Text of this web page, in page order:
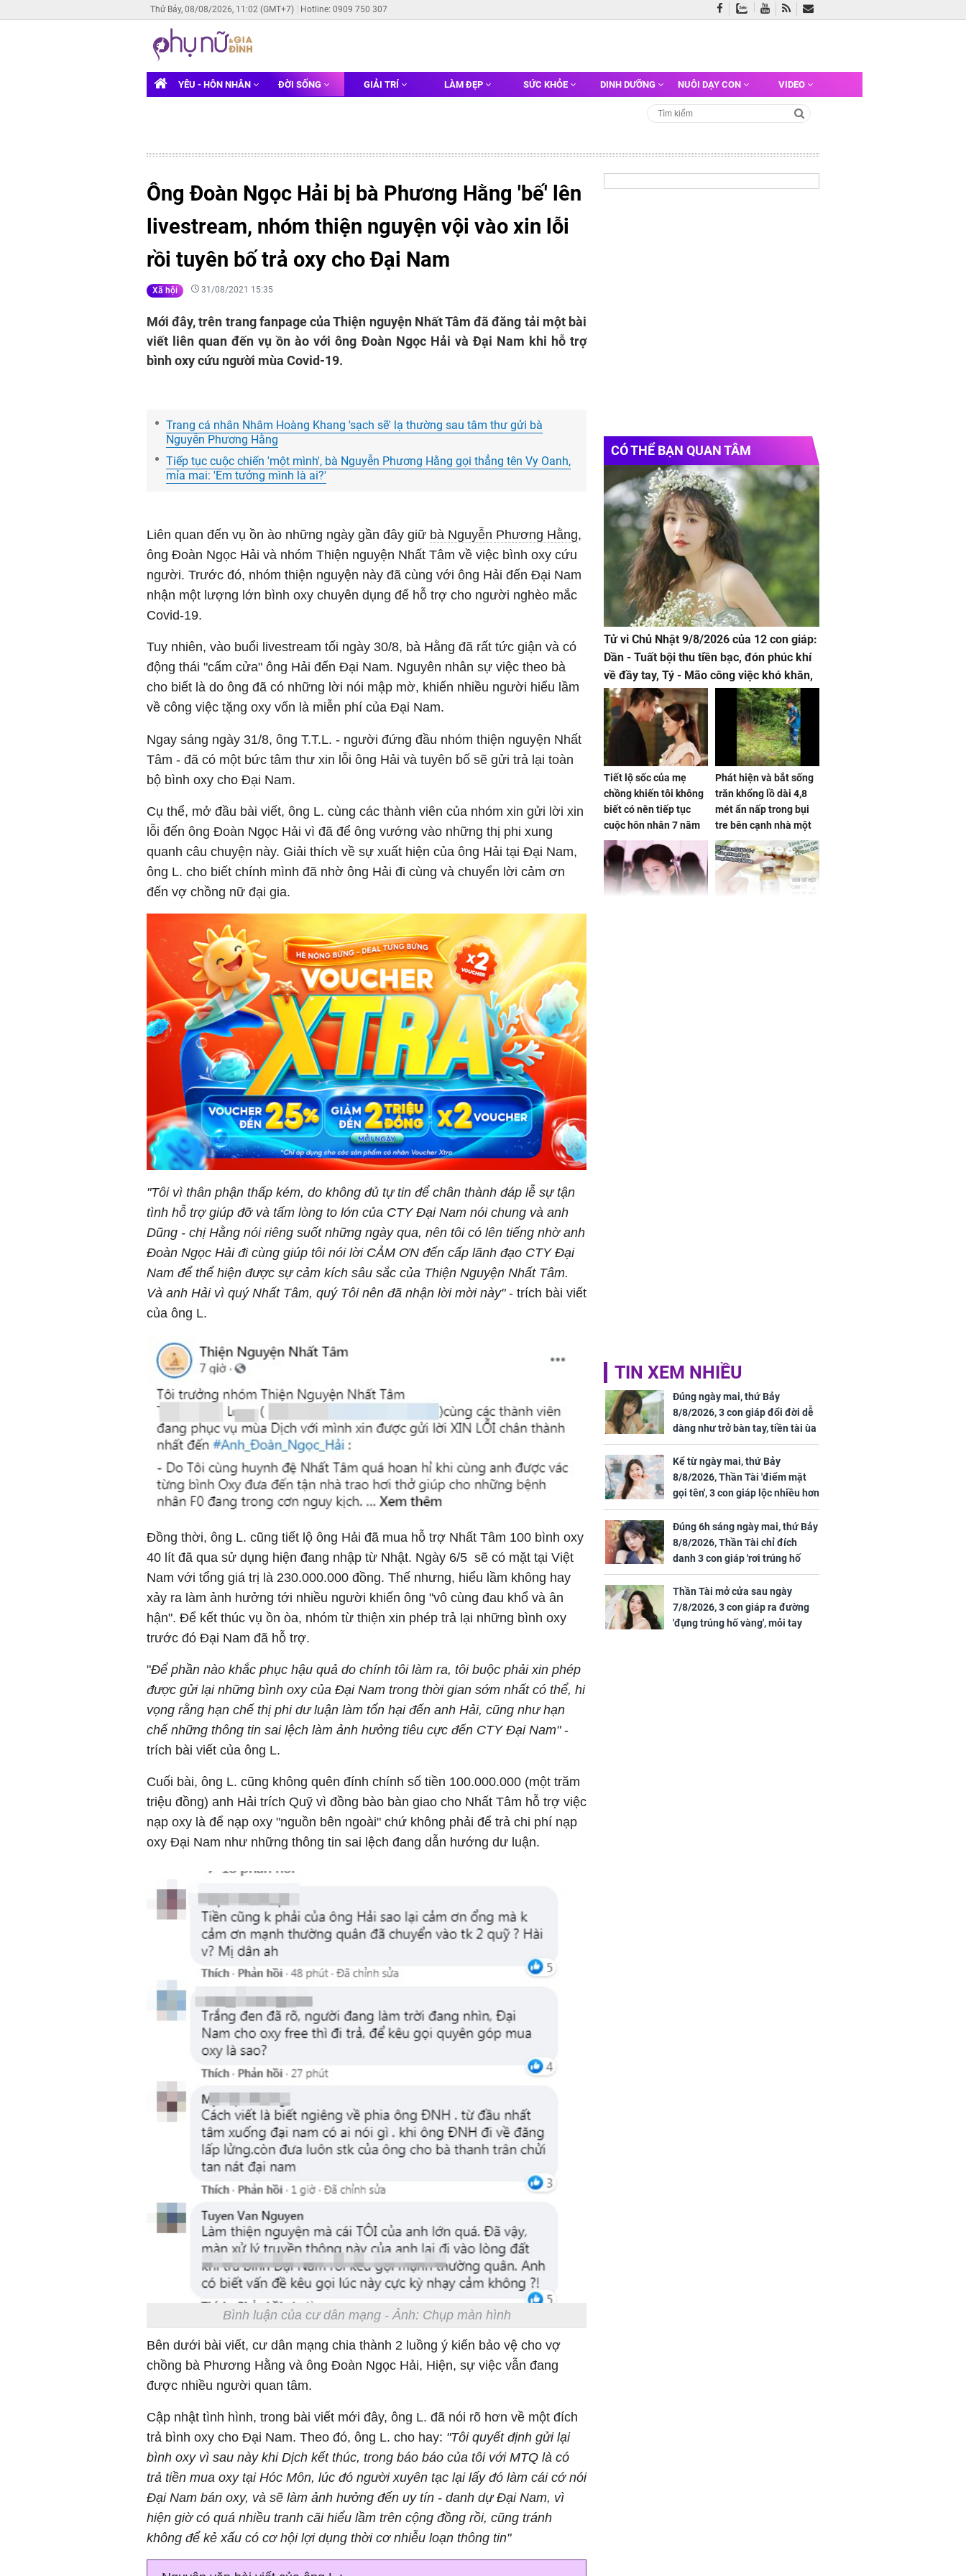
Thứ Bảy, 08/08/2026, 11:02 (GMT+7) Hotline: 0909 750 307
YÊU - HÔN NHÂN ĐỜI SỐNG GIẢI TRÍ LÀM ĐẸP SỨC KHỎE DINH DƯỠNG NUÔI DẠY CON VIDEO
Ông Đoàn Ngọc Hải bị bà Phương Hằng 'bế' lên
livestream, nhóm thiện nguyện vội vào xin lỗi
rồi tuyên bố trả oxy cho Đại Nam
Xã hội 31/08/2021 15:35
Mới đây, trên trang fanpage của Thiện nguyện Nhất Tâm đã đăng tải một bài
viết liên quan đến vụ ồn ào với ông Đoàn Ngọc Hải và Đại Nam khi hỗ trợ
bình oxy cứu người mùa Covid-19.
Trang cá nhân Nhâm Hoàng Khang 'sạch sẽ' lạ thường sau tâm thư gửi bà
Nguyễn Phương Hằng
Tiếp tục cuộc chiến 'một mình', bà Nguyễn Phương Hằng gọi thẳng tên Vy Oanh,
mỉa mai: 'Em tưởng mình là ai?'
Liên quan đến vụ ồn ào những ngày gần đây giữ bà Nguyễn Phương Hằng,
ông Đoàn Ngọc Hải và nhóm Thiện nguyện Nhất Tâm về việc bình oxy cứu
người. Trước đó, nhóm thiện nguyện này đã cùng với ông Hải đến Đại Nam
nhận một lượng lớn bình oxy chuyên dụng để hỗ trợ cho người nghèo mắc
Covid-19.
Tuy nhiên, vào buổi livestream tối ngày 30/8, bà Hằng đã rất tức giận và có
động thái "cấm cửa" ông Hải đến Đại Nam. Nguyên nhân sự việc theo bà
cho biết là do ông đã có những lời nói mập mờ, khiến nhiều người hiểu lầm
về công việc tặng oxy vốn là miễn phí của Đại Nam.
Ngay sáng ngày 31/8, ông T.T.L. - người đứng đầu nhóm thiện nguyện Nhất
Tâm - đã có một bức tâm thư xin lỗi ông Hải và tuyên bố sẽ gửi trả lại toàn
bộ bình oxy cho Đại Nam.
Cụ thể, mở đầu bài viết, ông L. cùng các thành viên của nhóm xin gửi lời xin
lỗi đến ông Đoàn Ngọc Hải vì đã để ông vướng vào những thị phi xung
quanh câu chuyện này. Giải thích về sự xuất hiện của ông Hải tại Đại Nam,
ông L. cho biết chính mình đã nhờ ông Hải đi cùng và chuyển lời cảm ơn
đến vợ chồng nữ đại gia.
"Tôi vì thân phận thấp kém, do không đủ tự tin để chân thành đáp lễ sự tận
tình hỗ trợ giúp đỡ và tấm lòng to lớn của CTY Đại Nam nói chung và anh
Dũng - chị Hằng nói riêng suốt những ngày qua, nên tôi có lên tiếng nhờ anh
Đoàn Ngọc Hải đi cùng giúp tôi nói lời CẢM ƠN đến cấp lãnh đạo CTY Đại
Nam để thể hiện được sự cảm kích sâu sắc của Thiện Nguyện Nhất Tâm.
Và anh Hải vì quý Nhất Tâm, quý Tôi nên đã nhận lời mời này"- trích bài viết
của ông L.
Đồng thời, ông L. cũng tiết lộ ông Hải đã mua hỗ trợ Nhất Tâm 100 bình oxy
40 lít đã qua sử dụng hiện đang nhập từ Nhật. Ngày 6/5 sẽ có mặt tại Việt
Nam với tổng giá trị là 230.000.000 đồng. Thế nhưng, hiểu lầm không hay
xảy ra làm ảnh hưởng tới nhiều người khiến ông "vô cùng đau khổ và ân
hận". Để kết thúc vụ ồn òa, nhóm từ thiện xin phép trả lại những bình oxy
trước đó Đại Nam đã hỗ trợ.
"Để phần nào khắc phục hậu quả do chính tôi làm ra, tôi buộc phải xin phép
được gửi lại những bình oxy của Đại Nam trong thời gian sớm nhất có thể, hi
vọng rằng hạn chế thị phi dư luận làm tổn hại đến anh Hải, cũng như hạn
chế những thông tin sai lệch làm ảnh hưởng tiêu cực đến CTY Đại Nam"-
trích bài viết của ông L.
Cuối bài, ông L. cũng không quên đính chính số tiền 100.000.000 (một trăm
triệu đồng) anh Hải trích Quỹ vì đồng bào bàn giao cho Nhất Tâm hỗ trợ việc
nạp oxy là để nạp oxy "nguồn bên ngoài" chứ không phải để trả chi phí nạp
oxy Đại Nam như những thông tin sai lệch đang dẫn hướng dư luận.
Bình luận của cư dân mạng - Ảnh: Chụp màn hình
Bên dưới bài viết, cư dân mạng chia thành 2 luồng ý kiến bảo vệ cho vợ
chồng bà Phương Hằng và ông Đoàn Ngọc Hải, Hiện, sự việc vẫn đang
được nhiều người quan tâm.
Cập nhật tình hình, trong bài viết mới đây, ông L. đã nói rõ hơn về một đích
trả bình oxy cho Đại Nam. Theo đó, ông L. cho hay: "Tôi quyết định gửi lại
bình oxy vì sau này khi Dịch kết thúc, trong báo báo của tôi với MTQ là có
trả tiền mua oxy tại Hóc Môn, lúc đó người xuyên tạc lại lấy đó làm cái cớ nói
Đại Nam bán oxy, và sẽ làm ảnh hưởng đến uy tín - danh dự Đại Nam, vì
hiện giờ có quá nhiều tranh cãi hiểu lầm trên cộng đồng rồi, cũng tránh
không để kẻ xấu có cơ hội lợi dụng thời cơ nhiễu loạn thông tin"
CÓ THỂ BẠN QUAN TÂM
Tử vi Chủ Nhật 9/8/2026 của 12 con giáp:
Dần - Tuất bội thu tiền bạc, đón phúc khí
về đầy tay, Tý - Mão công việc khó khăn,
tiền bạc đội nón ra đi
Tiết lộ sốc của mẹ
chồng khiến tôi không
biết có nên tiếp tục
cuộc hôn nhân 7 năm
nữa hay không
Phát hiện và bắt sống
trăn khổng lồ dài 4,8
mét ẩn nấp trong bụi
tre bên cạnh nhà một
cụ bà
TIN XEM NHIỀU
Đúng ngày mai, thứ Bảy
8/8/2026, 3 con giáp đổi đời dễ
dàng như trở bàn tay, tiền tài ùa
tới, ngồi không lộc cũng đến,
phú quý theo tới già
Kể từ ngày mai, thứ Bảy
8/8/2026, Thần Tài 'điểm mặt
gọi tên', 3 con giáp lộc nhiều hơn
sông, tài vận sáng như trăng
Rằm, chính thức hết khổ
Đúng 6h sáng ngày mai, thứ Bảy
8/8/2026, Thần Tài chỉ đích
danh 3 con giáp 'rơi trúng hố
vàng', tiền bạc ùa về nhà 'như lũ
cuốn', vươn mình thành đại gia
trong phút chốc
Thần Tài mở cửa sau ngày
7/8/2026, 3 con giáp ra đường
'đụng trúng hố vàng', mỏi tay